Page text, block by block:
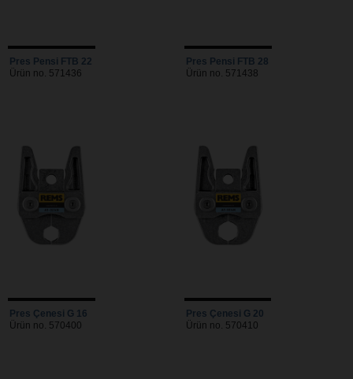
Pres Pensi FTB 22
Ürün no. 571436
Pres Pensi FTB 28
Ürün no. 571438
Pres Çenesi G 16
Ürün no. 570400
Pres Çenesi G 20
Ürün no. 570410